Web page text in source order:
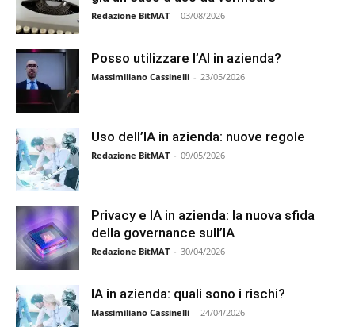
Redazione BitMAT - 03/08/2026
Posso utilizzare l’AI in azienda?
Massimiliano Cassinelli - 23/05/2026
Uso dell’IA in azienda: nuove regole
Redazione BitMAT - 09/05/2026
Privacy e IA in azienda: la nuova sfida
della governance sull’IA
Redazione BitMAT - 30/04/2026
IA in azienda: quali sono i rischi?
Massimiliano Cassinelli - 24/04/2026